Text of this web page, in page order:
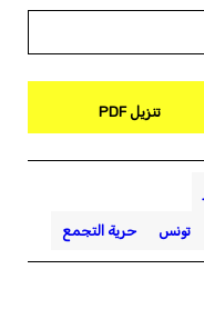
تنزيل PDF
تونس حرية التجمع